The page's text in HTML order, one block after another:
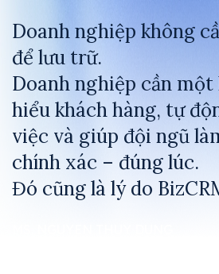
Doanh nghiệp không
để lưu trữ.
Doanh nghiệp cần
hiểu khách hàng, tự
việc và giúp đội ngũ
chính xác – đúng lúc.
Đó cũng là lý do